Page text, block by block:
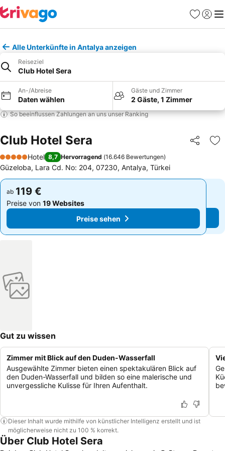
Favoriten
Alle Unterkünfte in Antalya anzeigen
Reiseziel
Club Hotel Sera
An-/Abreise
Daten wählen
Gäste und Zimmer
2 Gäste, 1 Zimmer
So beeinflussen Zahlungen an uns unser Ranking
Club Hotel Sera Teilen
5 Sterne
Hotel 8,7 Hervorragend (16.646 Bewertungen)
Güzeloba, Lara Cd. No: 204, 07230, Antalya, Türkei
ab 119 €
Preise von 19 Websites
Preise sehen
ab 119 €
Preise von 19 Websites
Preise sehen
Gut zu wissen
Zimmer mit Blick auf den Duden-Wasserfall
Ausgewählte Zimmer bieten einen spektakulären Blick auf
den Duden-Wasserfall und bilden so eine malerische und
unvergessliche Kulisse für Ihren Aufenthalt.
Dieser Inhalt wurde mithilfe von künstlicher Intelligenz erstellt und ist
möglicherweise nicht zu 100 % korrekt.
Über Club Hotel Sera